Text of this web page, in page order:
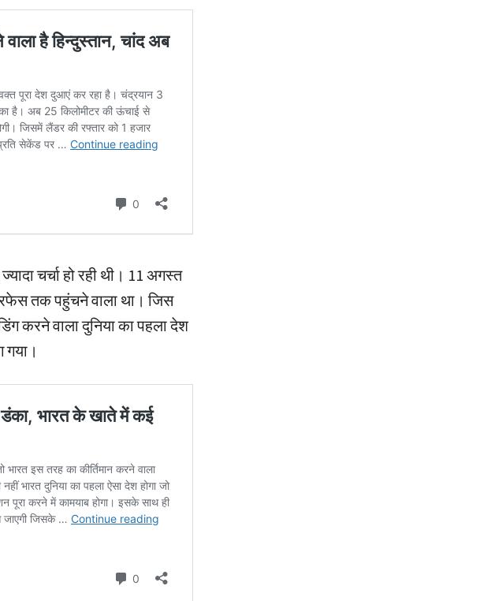
चर्चा हो रही थी। 11 अगस्त
तक पहुंचने वाला था। जिस
करने वाला दुनिया का पहला देश